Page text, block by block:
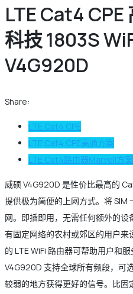
LTE Cat4
科技 1803S
V4G920D
Share:
LTE Cat4 CPE
LTE Cat4 CPE高通方案
LTE Cat4路由器Marvell方案
威硕 V4G920D 是性价比最高的
提供极为简便的上网方式。将 SIM
网。即插即用，无需任何额外的
有固定网络的农村或郊区的用户
的 LTE WiFi 路由器可帮助用户和
V4G920D 支持全球所有频段，可
较弱的地方获得更好的信号。比